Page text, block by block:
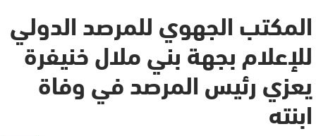
المكتب الجهوي للمرصد الدولي
للإعلام بجهة بني ملال خنيفرة
يعزي رئيس المرصد في وفاة
ابنته